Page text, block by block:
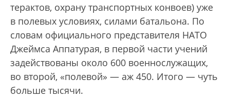
терактов, охрану транспортных конвоев) уже
в полевых условиях, силами батальона. По
словам официального представителя НАТО
Джеймса Аппатурая, в первой части учений
задействованы около 600 военнослужащих,
во второй, «полевой» — аж 450. Итого — чуть
больше тысячи.